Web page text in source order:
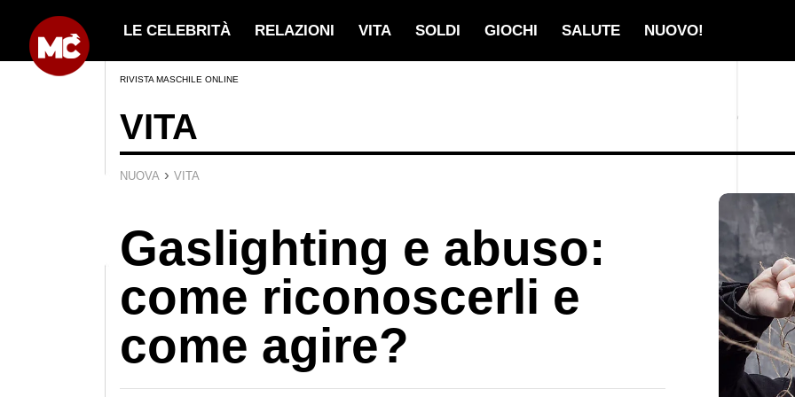
LE CELEBRITÀ RELAZIONI VITA SOLDI GIOCHI SALUTE NUOVO!
RIVISTA MASCHILE ONLINE
VITA
NUOVA › VITA
Gaslighting e abuso:
come riconoscerli e
come agire?